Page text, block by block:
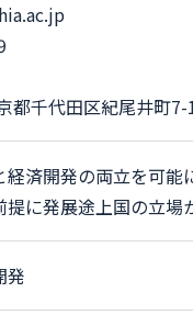
都千代田区紀尾井町
済開発の両立を可
に発展途上国の立場
発